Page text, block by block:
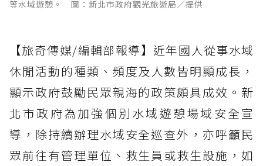
等水域遊憩。 圖：新北市政府觀光旅遊局／提供
【旅奇傳媒/編輯部報導】近年國人從事水域
休閒活動的種類、頻度及人數皆明顯成長，
顯示政府鼓勵民眾親海的政策頗具成效。新
北市政府為加強個別水域遊憩場域安全宣
導，除持續辦理水域安全巡查外，亦呼籲民
眾前往有管理單位、救生員或救生設施，如